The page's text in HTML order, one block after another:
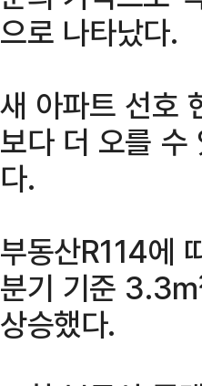
으로 나타났다.
새 아파트 선호
보다 더 오를 수
다.
부동산R114에
분기 기준 3.3
상승했다.